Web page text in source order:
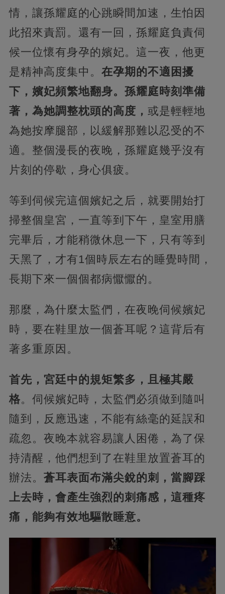
情，讓孫耀庭的心跳瞬間加速，生怕因
此招來責罰。還有一回，孫耀庭負責伺
候一位懷有身孕的嬪妃。這一夜，他更
是精神高度集中。 在孕期的不適困擾
下，嬪妃頻繁地翻身。孫耀庭時刻準備
著，為她調整枕頭的高度， 或是輕輕地
為她按摩腿部，以緩解那難以忍受的不
適。整個漫長的夜晚，孫耀庭幾乎沒有
片刻的停歇，身心俱疲。
等到伺候完這個嬪妃之后，就要開始打
掃整個皇宮，一直等到下午，皇室用膳
完畢后，才能稍微休息一下，只有等到
天黑了，才有1個時辰左右的睡覺時間，
長期下來一個個都病懨懨的。
那麼，為什麼太監們，在夜晚伺候嬪妃
時，要在鞋里放一個蒼耳呢？這背后有
著多重原因。
首先，宮廷中的規矩繁多，且極其嚴
格。伺候嬪妃時，太監們必須做到隨叫
隨到，反應迅速，不能有絲毫的延誤和
疏忽。夜晚本就容易讓人困倦，為了保
持清醒，他們想到了在鞋里放置蒼耳的
辦法。 蒼耳表面布滿尖銳的刺，當腳踩
上去時，會產生強烈的刺痛感，這種疼
痛，能夠有效地驅散睡意。